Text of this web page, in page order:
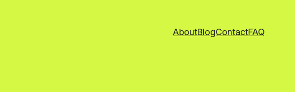
AboutBlogContactFAQ